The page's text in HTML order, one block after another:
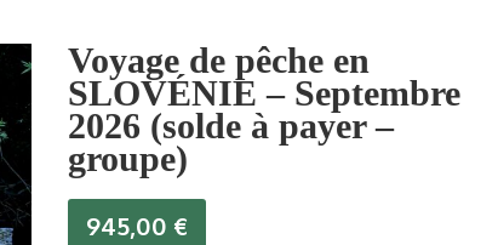
Voyage de pêche en
SLOVÉNIE – Septembre
2026 (solde à payer –
groupe)
945,00 €